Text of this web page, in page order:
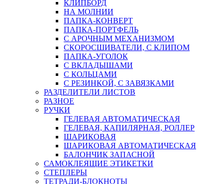
КЛИПБОРД
НА МОЛНИИ
ПАПКА-КОНВЕРТ
ПАПКА-ПОРТФЕЛЬ
С АРОЧНЫМ МЕХАНИЗМОМ
СКОРОСШИВАТЕЛИ, С КЛИПОМ
ПАПКА-УГОЛОК
С ВКЛАДЫШАМИ
С КОЛЬЦАМИ
С РЕЗИНКОЙ, С ЗАВЯЗКАМИ
РАЗДЕЛИТЕЛИ ЛИСТОВ
РАЗНОЕ
РУЧКИ
ГЕЛЕВАЯ АВТОМАТИЧЕСКАЯ
ГЕЛЕВАЯ, КАПИЛЯРНАЯ, РОЛЛЕР
ШАРИКОВАЯ
ШАРИКОВАЯ АВТОМАТИЧЕСКАЯ
БАЛОНЧИК ЗАПАСНОЙ
САМОКЛЕЯЩИЕ ЭТИКЕТКИ
СТЕПЛЕРЫ
ТЕТРАДИ-БЛОКНОТЫ